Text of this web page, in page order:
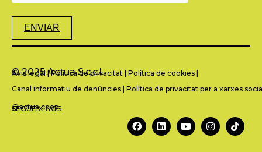
ENVIAR
© 2025 Actua S.c.c.l.
Avís legal |Política de privacitat | Política de cookies |
Canal informatiu de denúncies | Política de privacitat per a xarxes
SEGUEIX-NOS
@actua.coop